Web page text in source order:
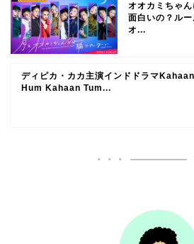
オオカミちゃ
面白いの？ル
オ...
ディピカ・カカ主演インドドラマKahaan
Hum Kahaan Tum...